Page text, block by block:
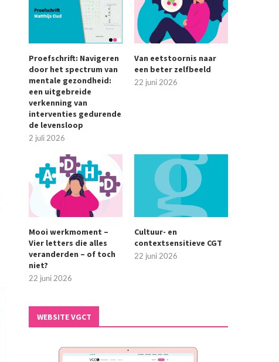
Proefschrift: Navigeren
door het spectrum van
mentale gezondheid:
een uitgebreide
verkenning van
interventies gedurende
de levensloop
2 juli 2026
Van eetstoornis naar
een beter zelfbeeld
22 juni 2026
Mooi werkmoment –
Vier letters die alles
veranderden – of toch
niet?
22 juni 2026
Cultuur- en
contextsensitieve CGT
22 juni 2026
WEBSITE VGCT